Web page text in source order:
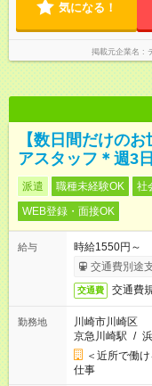
気になる！
掲載元企業名
【数日間だけの
アスタッフ＊週3日
派遣 職種未経験OK 社
WEB登録・面接OK
給与
時給1550円～
交通費別途
交通費 交通費
勤務地
川崎市川崎区
京急川崎駅 /
＜近所で働
仕事